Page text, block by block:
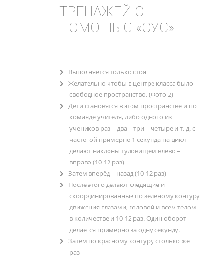
ТРЕНАЖЕЙ С
ПОМОЩЬЮ «СУС»
Выполняется только стоя
Желательно чтобы в центре класса было
свободное пространство. (Фото 2)
Дети становятся в этом пространстве и по
команде учителя, либо одного из
учеников раз – два – три – четыре и т. д. с
частотой примерно 1 секунда на цикл
делают наклоны туловищем влево –
вправо (10-12 раз)
Затем вперёд – назад (10-12 раз)
После этого делают следящие и
скоординированные по зелёному контуру
движения глазами, головой и всем телом
в количестве и 10-12 раз. Один оборот
делается примерно за одну секунду.
Затем по красному контуру столько же
раз